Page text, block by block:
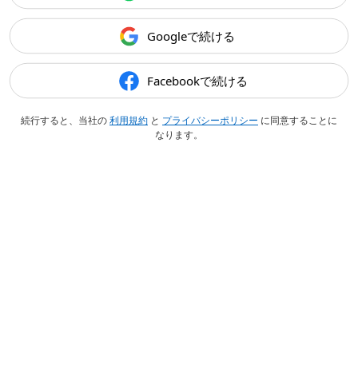
Googleで続ける
Facebookで続ける
続行すると、当社の利用規約 と プライバシーポリシー に同意することに
なります。